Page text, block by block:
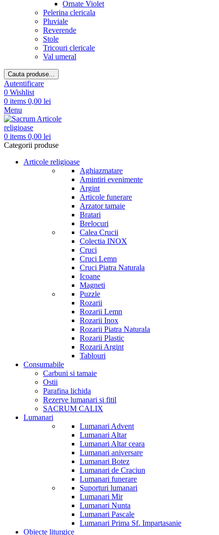
Ornate Violet
Pelerina clericala
Pluviale
Reverende
Stole
Tricouri clericale
Val umeral
Cauta produse...
Autentificare
0 Wishlist
0 items 0,00 lei
Menu
0 items 0,00 lei
Categorii produse
Articole religioase
Aghiazmatare
Amintiri evenimente
Argint
Articole funerare
Arzator tamaie
Bratari
Brelocuri
Calea Crucii
Colectia INOX
Cruci
Cruci Lemn
Cruci Piatra Naturala
Icoane
Magneti
Puzzle
Rozarii
Rozarii Lemn
Rozarii Inox
Rozarii Piatra Naturala
Rozarii Plastic
Rozarii Argint
Tablouri
Consumabile
Carbuni si tamaie
Ostii
Parafina lichida
Rezerve lumanari si fitil
SACRUM CALIX
Lumanari
Lumanari Advent
Lumanari Altar
Lumanari Altar ceara
Lumanari aniversare
Lumanari Botez
Lumanari de Craciun
Lumanari funerare
Suporturi lumanari
Lumanari Mir
Lumanari Nunta
Lumanari Pascale
Lumanari Prima Sf. Impartasanie
Obiecte liturgice